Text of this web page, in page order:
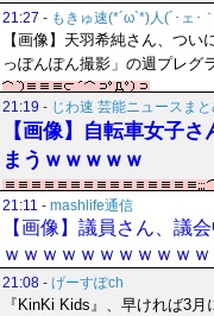
21:27 - もきゅ速(*´ω`*)人(´･ェ･
【画像】天羽希純さん、つ
っぽんぽん撮影」の週プレグ
21:19 - じわ速 芸能ニュースまと
【画像】自転車女子
まうｗｗｗｗｗ
21:11 - mashlife通信
【画像】議員さん、議
ｗｗｗｗｗｗｗｗｗｗ
21:08 - げーすぽch
『KinKi Kids』、早ければ3